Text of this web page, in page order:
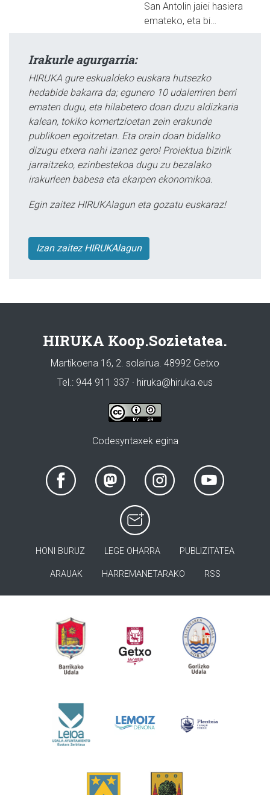
San Antolin jaiei hasiera
emateko, eta bi…
Irakurle agurgarria:
HIRUKA gure eskualdeko euskara hutsezko
hedabide bakarra da; egunero 10 udalerriren berri
ematen dugu, eta hilabetero doan duzu aldizkaria
kalean, tokiko komertzioetan zein erakunde
publikoen egoitzetan. Eta orain doan bidaliko
dizugu etxera nahi izanez gero! Proiektua bizirik
jarraitzeko, ezinbestekoa dugu zu bezalako
irakurleen babesa eta ekarpen ekonomikoa.
Egin zaitez HIRUKAlagun eta gozatu euskaraz!
Izan zaitez HIRUKAlagun
HIRUKA Koop.Sozietatea.
Martikoena 16, 2. solairua. 48992 Getxo
Tel.: 944 911 337 · hiruka@hiruka.eus
Codesyntaxek egina
HONI BURUZ LEGE OHARRA PUBLIZITATEA
ARAUAK HARREMANETARAKO RSS